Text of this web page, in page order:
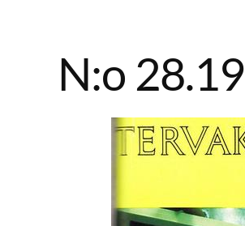
N:o